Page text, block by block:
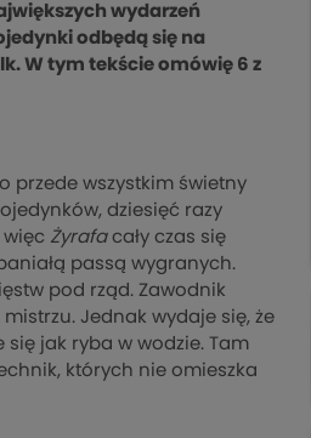
wydarzeń
odbędą się na
W tym tekście omówię 6 z
przede wszystkim świetny
dziesięć razy
więc Żyrafacały czas się
passą wygranych.
pod rząd. Zawodnik
Jednak wydaje się, że
się jak ryba w wodzie. Tam
których nie omieszka